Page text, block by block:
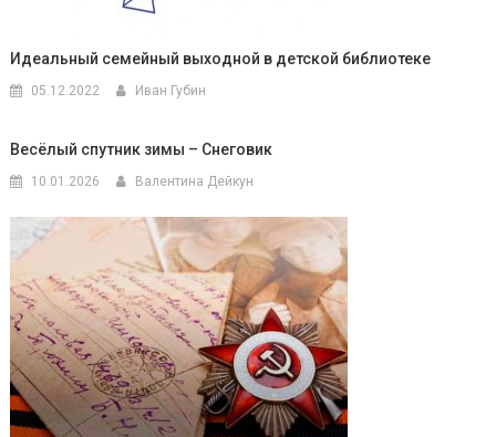
Идеальный семейный выходной в детской библиотеке
05.12.2022 Иван Губин
Весёлый спутник зимы – Снеговик
10.01.2026 Валентина Дейкун